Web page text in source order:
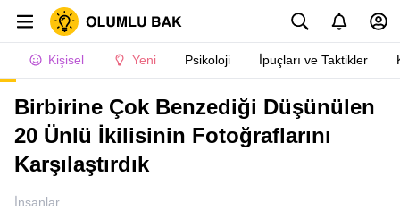
Kişisel Yeni Psikoloji İpuçları ve Taktikler
Birbirine Çok Benzediği Düşünülen
20 Ünlü İkilisinin Fotoğraflarını
Karşılaştırdık
İnsanlar